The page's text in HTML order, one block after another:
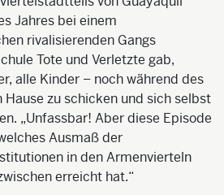
Jahres bei einem
hen rivalisierenden Gangs
Tote und Verletzte gab,
alle Kinder – noch während des
Hause zu schicken und sich selbst
„Unfassbar! Aber diese Episode
Ausmaß der
in den Armenvierteln
erreicht hat.“